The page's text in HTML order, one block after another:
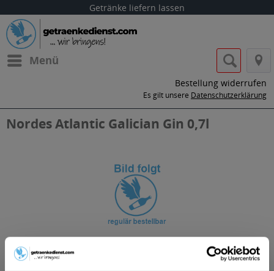
Getränke liefern lassen
Menü
Bestellung widerrufen
Es gilt unsere Datenschutzerklärung
Nordes Atlantic Galician Gin 0,7l